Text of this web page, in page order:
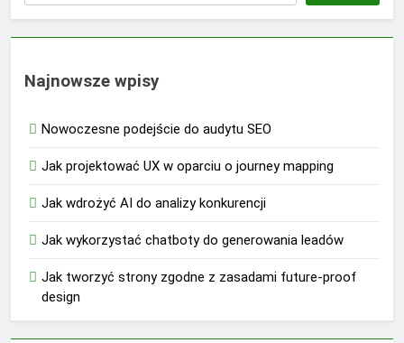
Najnowsze wpisy
Nowoczesne podejście do audytu SEO
Jak projektować UX w oparciu o journey mapping
Jak wdrożyć AI do analizy konkurencji
Jak wykorzystać chatboty do generowania leadów
Jak tworzyć strony zgodne z zasadami future-proof
design